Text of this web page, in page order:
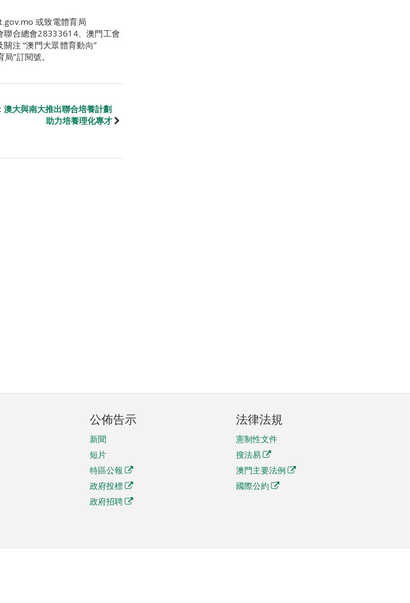
或致電體育局
合總會28333614、澳門工會
注 “澳門大眾體育動向”
”訂閱號。
澳大與南大推出聯合培養計劃
助力培養理化專才
公佈告示
新聞
短片
特區公報
政府投標
政府招聘
法律法規
憲制性文件
搜法易
澳門主要法例
國際公約